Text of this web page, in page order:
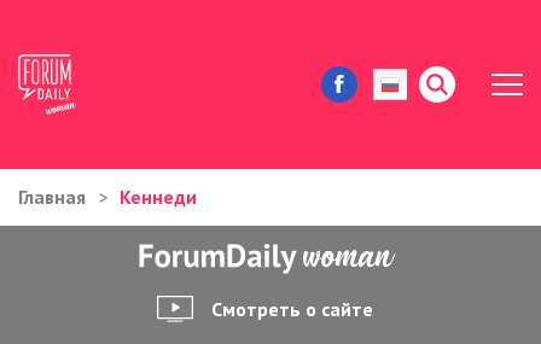
ЖИЗНЬ И ИСТОРИИ
ИММИГРАЦИЯ В США
Главная Кеннеди
Смотреть о сайте